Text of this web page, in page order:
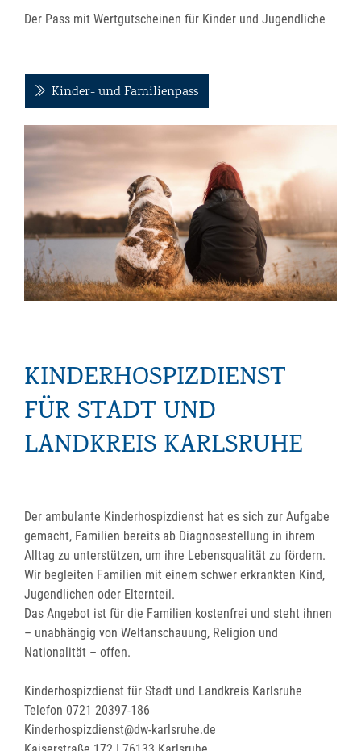
Der Pass mit Wertgutscheinen für Kinder und Jugendliche
Kinder- und Familienpass
KINDERHOSPIZDIENST
FÜR STADT UND
LANDKREIS KARLSRUHE
Der ambulante Kinderhospizdienst hat es sich zur Aufgabe
gemacht, Familien bereits ab Diagnosestellung in ihrem
Alltag zu unterstützen, um ihre Lebensqualität zu fördern.
Wir begleiten Familien mit einem schwer erkrankten Kind,
Jugendlichen oder Elternteil.
Das Angebot ist für die Familien kostenfrei und steht ihnen
– unabhängig von Weltanschauung, Religion und
Nationalität – offen.
Kinderhospizdienst für Stadt und Landkreis Karlsruhe
Telefon 0721 20397-186
Kinderhospizdienst@dw-karlsruhe.de